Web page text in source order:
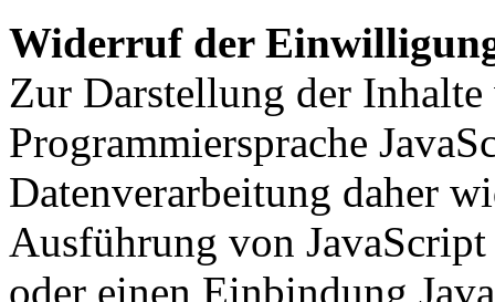
Widerruf der
Zur Darstellung der
Programmiersprache
Datenverarbeitung daher
Ausführung von
oder einen Einbindung